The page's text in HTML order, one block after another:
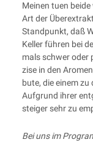
Mei­nen tuen
Art der
Stand­punkt, daß
Kel­ler füh­ren bei
mals schwer oder
zi­se in den
bu­te, die einem zu
Auf­grund ihrer
stei­ger sehr zu
Bei uns im